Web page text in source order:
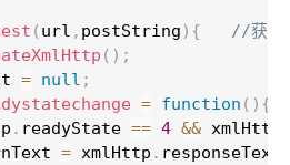
( url , postString ) {
//获
( ) ;
= null ;
= function ( ) {
. readyState == 4 && xmlHttp
= xmlHttp . responseText